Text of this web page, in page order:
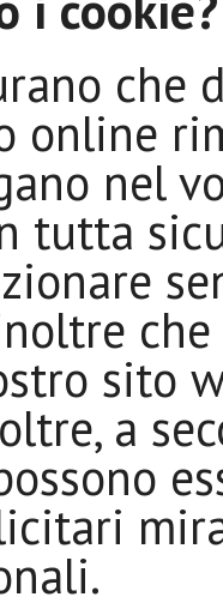
che
online
nel
tutta
sito
a